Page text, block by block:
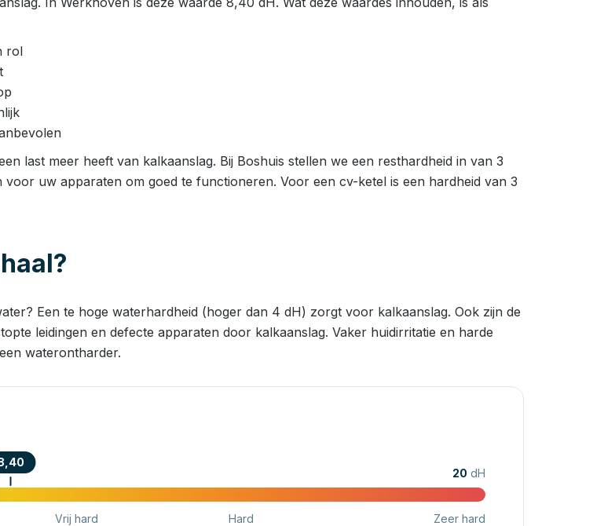
rol
last meer heeft van kalkaanslag. Bij Boshuis stellen we een resthardheid in van 3
uw apparaten om goed te functioneren. Voor een cv-ketel is een hardheid van 3
Een te hoge waterhardheid (hoger dan 4 dH) zorgt voor kalkaanslag. Ook zijn de
leidingen en defecte apparaten door kalkaanslag. Vaker huidirritatie en harde
waterontharder.
20 dH
Vrij hard Hard Zeer hard